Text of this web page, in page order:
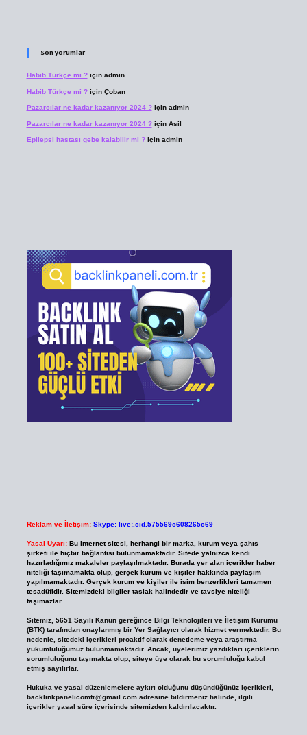
Son yorumlar
Habib Türkçe mi ?için admin
Habib Türkçe mi ?için Çoban
Pazarcılar ne kadar kazanıyor 2024 ?için admin
Pazarcılar ne kadar kazanıyor 2024 ?için Asil
Epilepsi hastası gebe kalabilir mi ?için admin
Reklam ve İletişim: Skype: live:.cid.575569c608265c69
Yasal Uyarı: Bu internet sitesi, herhangi bir marka, kurum veya şahıs
şirketi ile hiçbir bağlantısı bulunmamaktadır. Sitede yalnızca kendi
hazırladığımız makaleler paylaşılmaktadır. Burada yer alan içerikler haber
niteliği taşımamakta olup, gerçek kurum ve kişiler hakkında paylaşım
yapılmamaktadır. Gerçek kurum ve kişiler ile isim benzerlikleri tamamen
tesadüfidir. Sitemizdeki bilgiler taslak halindedir ve tavsiye niteliği
taşımazlar.
Sitemiz, 5651 Sayılı Kanun gereğince Bilgi Teknolojileri ve İletişim Kurumu
(BTK) tarafından onaylanmış bir Yer Sağlayıcı olarak hizmet vermektedir. Bu
nedenle, sitedeki içerikleri proaktif olarak denetleme veya araştırma
yükümlülüğümüz bulunmamaktadır. Ancak, üyelerimiz yazdıkları içeriklerin
sorumluluğunu taşımakta olup, siteye üye olarak bu sorumluluğu kabul
etmiş sayılırlar.
Hukuka ve yasal düzenlemelere aykırı olduğunu düşündüğünüz içerikleri,
backlinkpanelicomtr@gmail.comadresine bildirmeniz halinde, ilgili
içerikler yasal süre içerisinde sitemizden kaldırılacaktır.